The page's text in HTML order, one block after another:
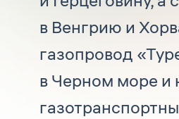
в Венгрию и
газопровод
в Черном море и